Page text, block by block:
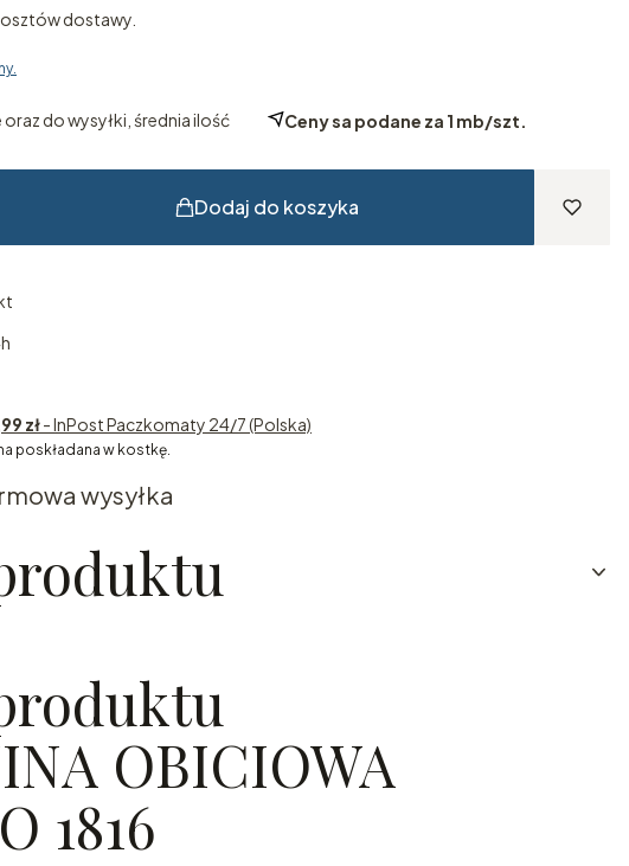
dostawy.
do wysyłki, średnia ilość Ceny sa podane za 1 mb/szt.
Dodaj do koszyka
zł- InPost Paczkomaty 24/7 (Polska)
poskładana w kostkę.
wysyłka
OBICIOWA
1816